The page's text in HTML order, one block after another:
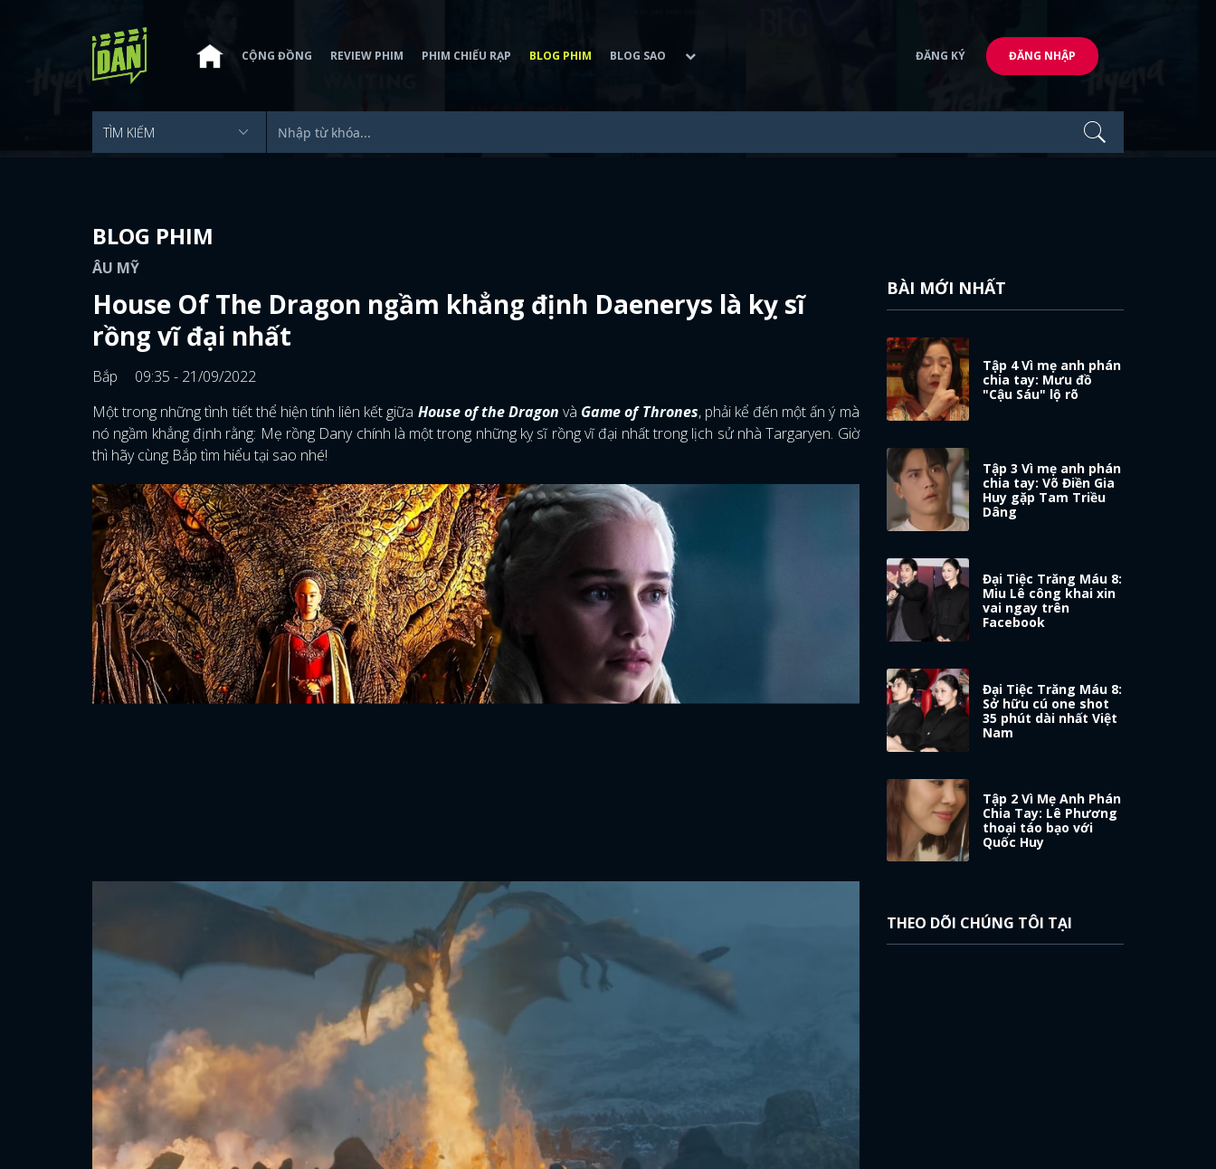
CỘNG ĐỒNG REVIEW PHIM PHIM CHIẾU RẠP BLOG PHIM BLOG SAO ĐĂNG KÝ ĐĂNG NHẬP
BLOG PHIM
ÂU MỸ
House Of The Dragon ngầm khẳng định Daenerys là kỵ sĩ
rồng vĩ đại nhất
Bắp
09:35 - 21/09/2022
Một trong những tình tiết thể hiện tính liên kết giữa House of the Dragonvà Game of Thrones, phải kể đến một ấn ý mà
nó ngầm khẳng định rằng: Mẹ rồng Dany chính là một trong những kỵ sĩ rồng vĩ đại nhất trong lịch sử nhà Targaryen. Giờ
thì hãy cùng Bắp tìm hiểu tại sao nhé!
BÀI MỚI NHẤT
Tập 4 Vì mẹ anh phán
chia tay: Mưu đồ
"Cậu Sáu" lộ rõ
Tập 3 Vì mẹ anh phán
chia tay: Võ Điền Gia
Huy gặp Tam Triều
Dâng
Đại Tiệc Trăng Máu 8:
Miu Lê công khai xin
vai ngay trên
Facebook
Đại Tiệc Trăng Máu 8:
Sở hữu cú one shot
35 phút dài nhất Việt
Nam
Tập 2 Vì Mẹ Anh Phán
Chia Tay: Lê Phương
thoại táo bạo với
Quốc Huy
THEO DÕI CHÚNG TÔI TẠI